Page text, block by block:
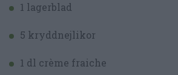
1 lagerblad
5 kryddnejlikor
1 dl crème fraiche